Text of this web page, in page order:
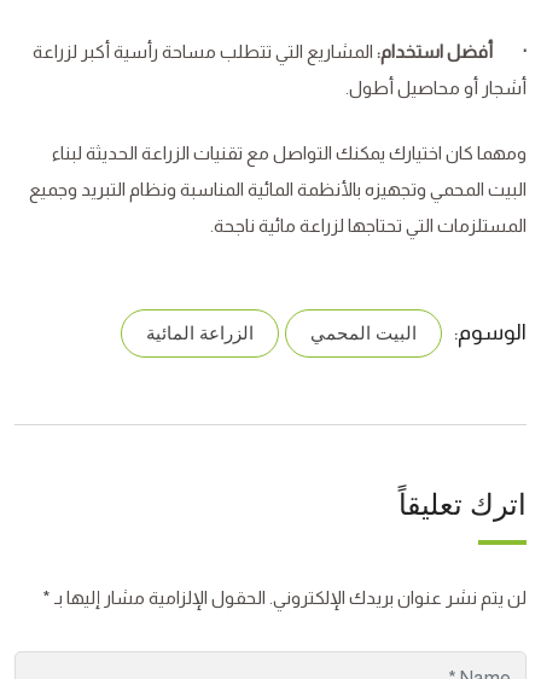
· أفضل استخدام: المشاريع التي تتطلب مساحة رأسية أكبر لزراعة
أشجار أو محاصيل أطول.
ومهما كان اختيارك يمكنك التواصل مع تقنيات الزراعة الحديثة لبناء
البيت المحمي وتجهيزه بالأنظمة المائية المناسبة ونظام التبريد وجميع
المستلزمات التي تحتاجها لزراعة مائية ناجحة.
الوسوم: البيت المحمي الزراعة المائية
اترك تعليقاً
لن يتم نشر عنوان بريدك الإلكتروني. الحقول الإلزامية مشار إليها بـ *